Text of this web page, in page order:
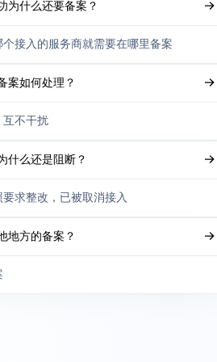
为什么还要备案？
接入的服务商就需要在哪里备案
案如何处理？
互不干扰
什么还是阻断？
求整改，已被取消接入
地方的备案？